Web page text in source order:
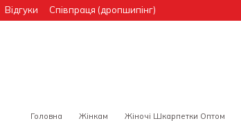
Відгуки Співпраця (дропшипінг)
Головна Жінкам Жіночі Шкарпетки Оптом